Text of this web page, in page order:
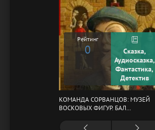
Рейтинг
0
Сказка,
Аудиосказка,
Фантастика,
Детектив
КОМАНДА СОРВАНЦОВ: МУЗЕЙ
ВОСКОВЫХ ФИГУР. БАЛ